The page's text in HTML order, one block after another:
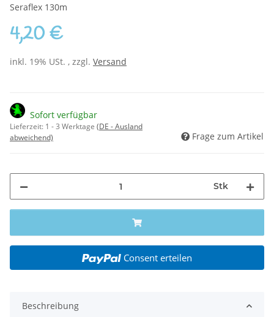
Seraflex 130m
4,20 €
inkl. 19% USt. , zzgl. Versand
Sofort verfügbar
Lieferzeit: 1 - 3 Werktage (DE - Ausland
abweichend)
Frage zum Artikel
Stk
Consent erteilen
Beschreibung